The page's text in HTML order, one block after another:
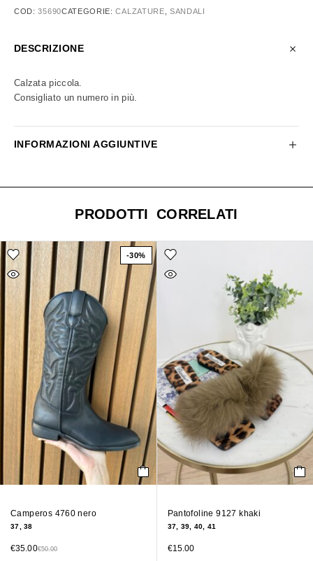
COD:35690CATEGORIE:CALZATURE SANDALI
DESCRIZIONE
Calzata piccola.
Consigliato un numero in più.
INFORMAZIONI AGGIUNTIVE
PRODOTTI CORRELATI
-30%
Camperos 4760 nero
37, 38
€50.00
€35.00
Pantofoline 9127 khaki
37, 39, 40, 41
€15.00